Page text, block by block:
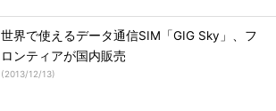
世界で使えるデータ通信SIM「GIG Sky」、フ
ロンティアが国内販売
(2013/12/13)